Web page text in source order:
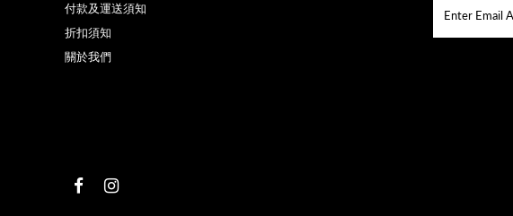
付款及運送須知
折扣須知
關於我們